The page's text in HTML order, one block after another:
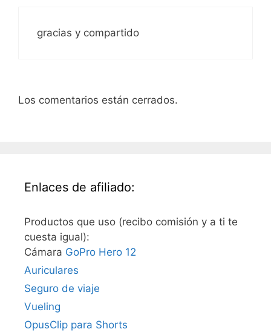
gracias y compartido
Los comentarios están cerrados.
Enlaces de afiliado:
Productos que uso (recibo comisión y a ti te
cuesta igual):
Cámara GoPro Hero 12
Auriculares
Seguro de viaje
Vueling
OpusClip para Shorts